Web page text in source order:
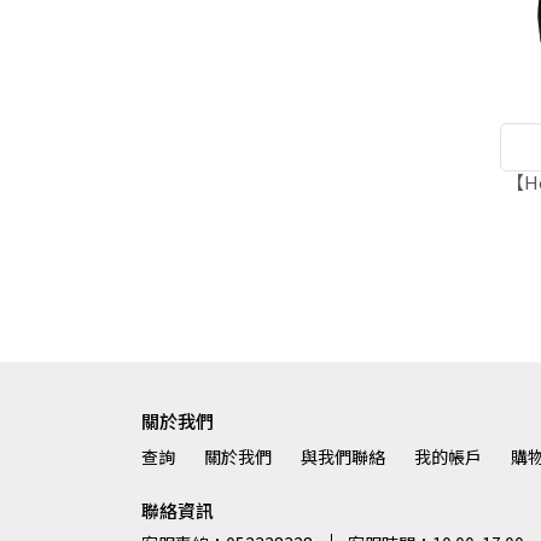
【
關於我們
查詢 關於我們 與我們聯絡 我的帳戶 購
聯絡資訊